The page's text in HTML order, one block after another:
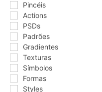
Pincéis
Actions
PSDs
Padrões
Gradientes
Texturas
Símbolos
Formas
Styles